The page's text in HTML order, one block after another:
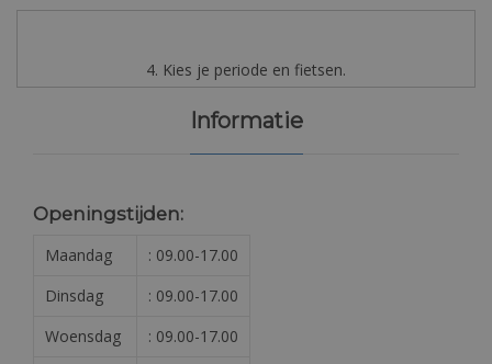
4. Kies je periode en fietsen.
Informatie
Openingstijden:
Maandag
: 09.00-17.00
Dinsdag
: 09.00-17.00
Woensdag
: 09.00-17.00